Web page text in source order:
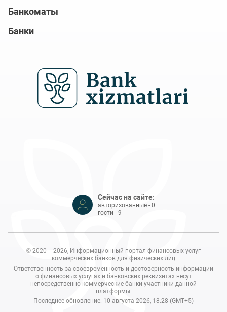
Банкоматы
Банки
авторизованные - 0
гости - 9
коммерческих банков для физических лиц
Ответственность за своевременность и достоверность информации
о финансовых услугах и банковских реквизитах несут
непосредственно коммерческие банки-участники данной
платформы.
Последнее обновление: 10 августа 2026, 18:28 (GMT+5)